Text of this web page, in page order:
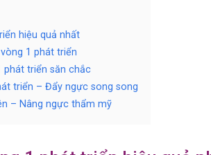
hiệu quả nhất
1 phát triển
phát triển săn chắc
triển – Đẩy ngực song song
– Nâng ngực thẩm mỹ